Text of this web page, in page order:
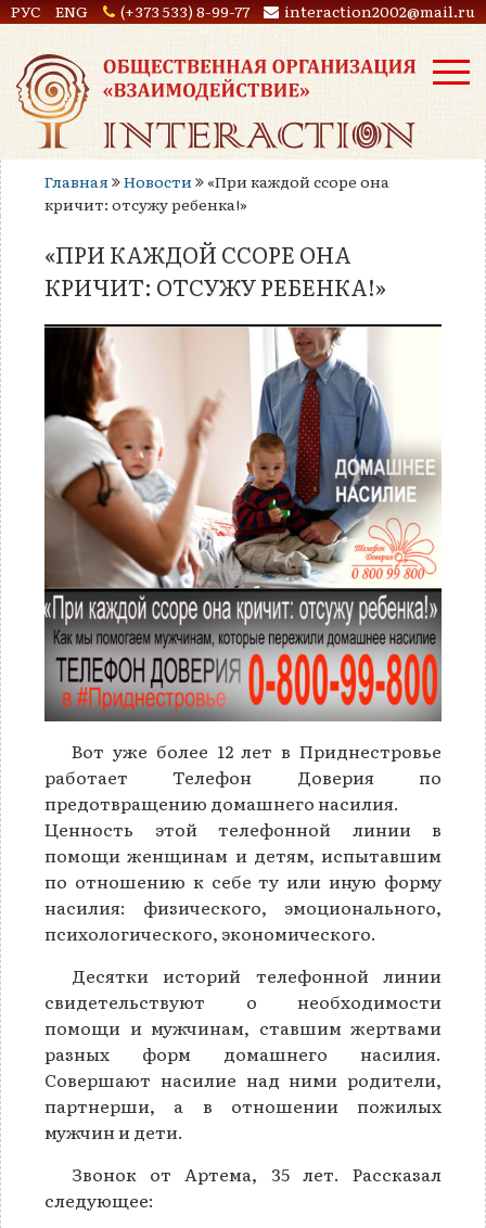
РУС ENG (+373 533) 8-99-77 interaction2002@mail.ru
Главная Новости
«При каждой ссоре она
кричит: отсужу ребенка!»
«ПРИ КАЖДОЙ ССОРЕ ОНА
КРИЧИТ: ОТСУЖУ РЕБЕНКА!»
Вот уже более 12 лет в Приднестровье
работает Телефон Доверия по
предотвращению домашнего насилия.
Ценность этой телефонной линии в
помощи женщинам и детям, испытавшим
по отношению к себе ту или иную форму
насилия: физического, эмоционального,
психологического, экономического.
Десятки историй телефонной линии
свидетельствуют о необходимости
помощи и мужчинам, ставшим жертвами
разных форм домашнего насилия.
Совершают насилие над ними родители,
партнерши, а в отношении пожилых
мужчин и дети.
Звонок от Артема, 35 лет. Рассказал
следующее: